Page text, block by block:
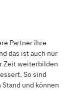
Partner ihre
das ist auch nur
Zeit weiterbilden
So sind
und können